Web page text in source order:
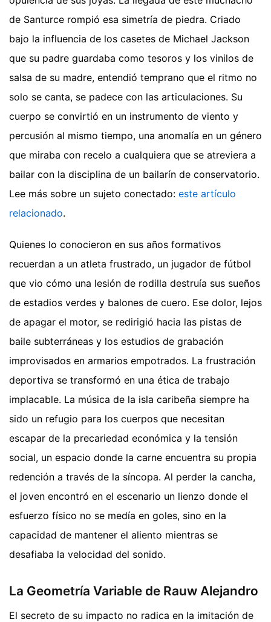
de Santurce rompió esa simetría de piedra. Criado
bajo la influencia de los casetes de Michael Jackson
que su padre guardaba como tesoros y los vinilos de
salsa de su madre, entendió temprano que el ritmo no
solo se canta, se padece con las articulaciones. Su
cuerpo se convirtió en un instrumento de viento y
percusión al mismo tiempo, una anomalía en un género
que miraba con recelo a cualquiera que se atreviera a
bailar con la disciplina de un bailarín de conservatorio.
Lee más sobre un sujeto conectado: este artículo
relacionado.
Quienes lo conocieron en sus años formativos
recuerdan a un atleta frustrado, un jugador de fútbol
que vio cómo una lesión de rodilla destruía sus sueños
de estadios verdes y balones de cuero. Ese dolor, lejos
de apagar el motor, se redirigió hacia las pistas de
baile subterráneas y los estudios de grabación
improvisados en armarios empotrados. La frustración
deportiva se transformó en una ética de trabajo
implacable. La música de la isla caribeña siempre ha
sido un refugio para los cuerpos que necesitan
escapar de la precariedad económica y la tensión
social, un espacio donde la carne encuentra su propia
redención a través de la síncopa. Al perder la cancha,
el joven encontró en el escenario un lienzo donde el
esfuerzo físico no se medía en goles, sino en la
capacidad de mantener el aliento mientras se
desafiaba la velocidad del sonido.
La Geometría Variable de Rauw Alejandro
El secreto de su impacto no radica en la imitación de